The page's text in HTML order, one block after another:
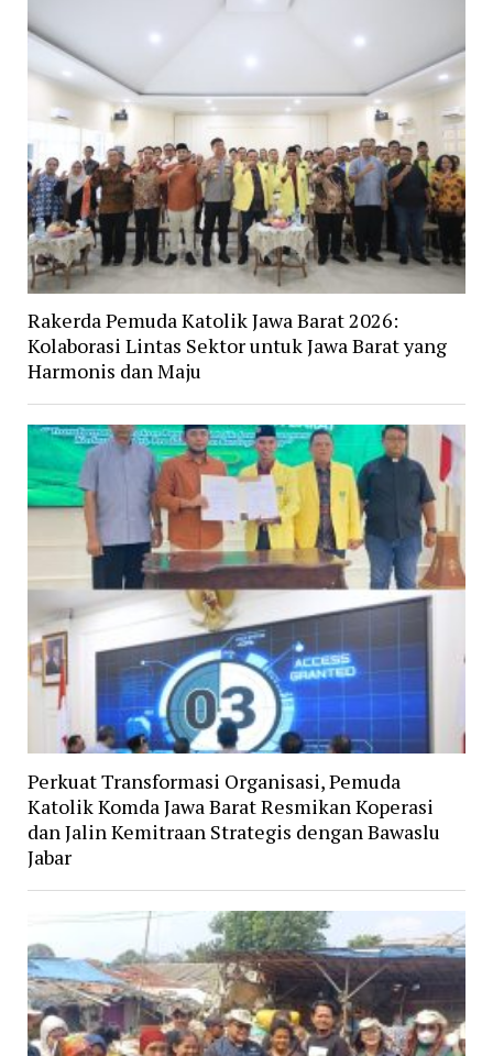
Rakerda Pemuda Katolik Jawa Barat 2026:
Kolaborasi Lintas Sektor untuk Jawa Barat yang
Harmonis dan Maju
Perkuat Transformasi Organisasi, Pemuda
Katolik Komda Jawa Barat Resmikan Koperasi
dan Jalin Kemitraan Strategis dengan Bawaslu
Jabar